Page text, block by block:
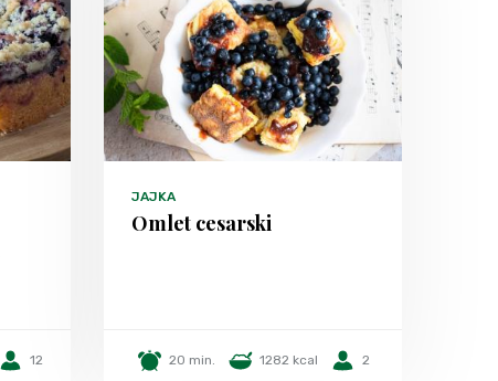
12
JAJKA
Omlet cesarski
20 min. 1282 kcal 2